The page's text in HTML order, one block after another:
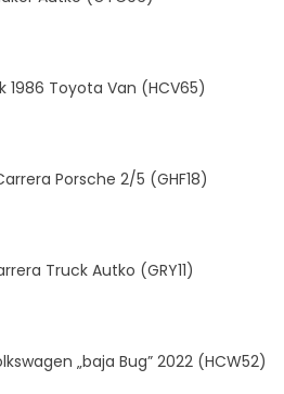
1986 Toyota Van (HCV65)
Porsche 2/5 (GHF18)
Truck Autko (GRY11)
„baja Bug” 2022 (HCW52)